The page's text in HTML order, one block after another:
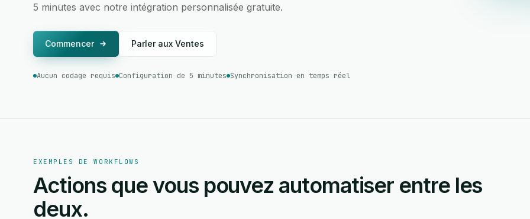
5 minutes avec notre intégration personnalisée gratuite.
Commencer Parler aux Ventes
Aucun codage requis Configuration de 5 minutes Synchronisation en temps réel
EXEMPLES DE WORKFLOWS
Actions que vous pouvez automatiser entre les
deux.